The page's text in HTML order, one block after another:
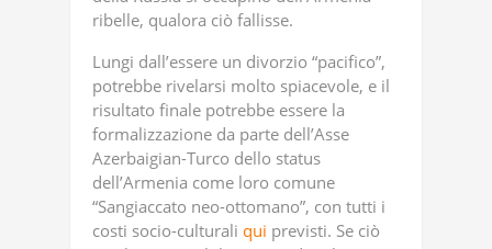
ribelle, qualora ciò fallisse.
Lungi dall’essere un divorzio “pacifico”,
potrebbe rivelarsi molto spiacevole, e il
risultato finale potrebbe essere la
formalizzazione da parte dell’Asse
Azerbaigian-Turco dello status
dell’Armenia come loro comune
“Sangiaccato neo-ottomano”, con tutti i
costi socio-culturali qui previsti. Se ciò